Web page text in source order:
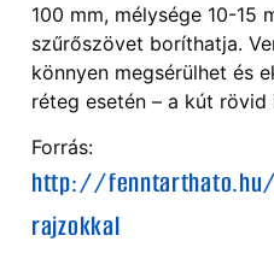
100 mm, mélysége 10-15
szűrőszövet boríthatja.
könnyen megsérülhet és
réteg esetén – a kút
Forrás:
http://
rajzokkal